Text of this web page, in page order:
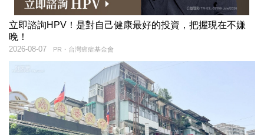
立即諮詢HPV！是對自己健康最好的投資，把握現在不嫌
晚！
PR・台灣癌症基金會
2026-08-07